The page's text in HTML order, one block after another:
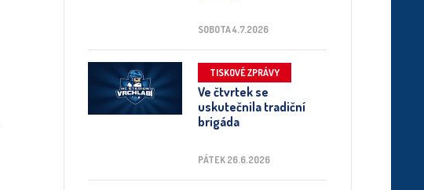
SOBOTA 4.7.2026
TISKOVÉ ZPRÁVY
Ve čtvrtek se
uskutečnila tradiční
brigáda
PÁTEK 26.6.2026